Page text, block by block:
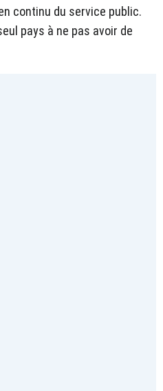
continu du service public.
pays à ne pas avoir de